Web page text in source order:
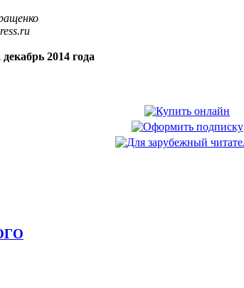
2014 года